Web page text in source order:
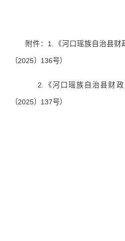
附件：1.《河口瑶族自治县财
〔2025〕136号）
2.《河口瑶族自治县财政
〔2025〕137号）